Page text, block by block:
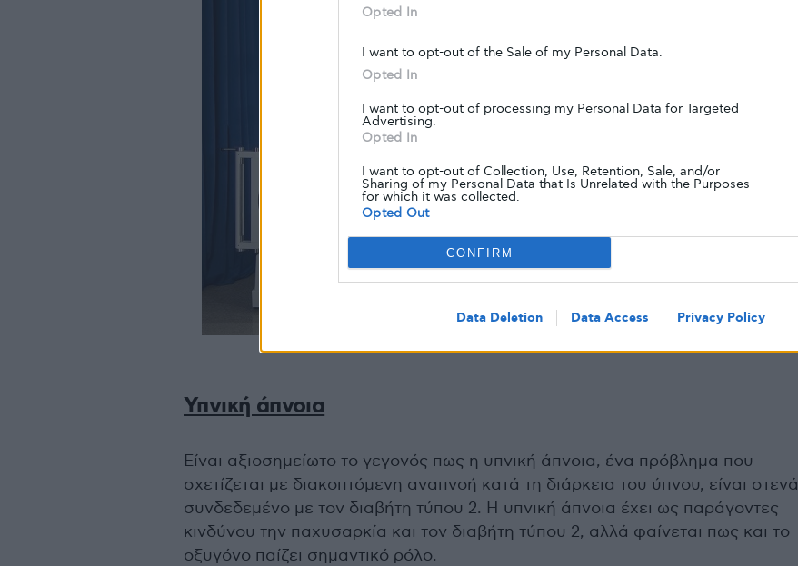
Opted In
I want to opt-out of the Sale of my Personal Data.
Opted In
I want to opt-out of processing my Personal Data for Targeted
Advertising.
Opted In
I want to opt-out of Collection, Use, Retention, Sale, and/or
Sharing of my Personal Data that Is Unrelated with the Purposes
for which it was collected.
Opted Out
CONFIRM
Data Deletion Data Access Privacy Policy
Υπνική άπνοια
Είναι αξιοσημείωτο το γεγονός πως η υπνική άπνοια, ένα πρόβλημα που
σχετίζεται με διακοπτόμενη αναπνοή κατά τη διάρκεια του ύπνου, είναι στενά
συνδεδεμένο με τον διαβήτη τύπου 2. Η υπνική άπνοια έχει ως παράγοντες
κινδύνου την παχυσαρκία και τον διαβήτη τύπου 2, αλλά φαίνεται πως και το
οξυγόνο παίζει σημαντικό ρόλο.